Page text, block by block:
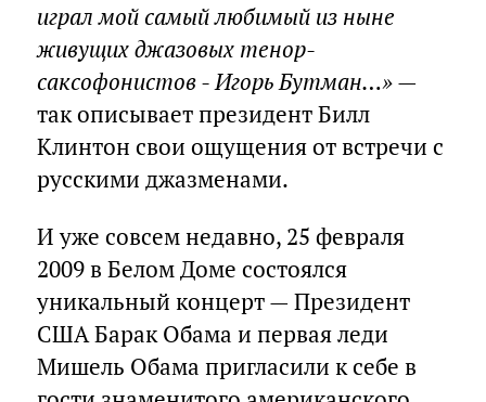
играл мой самый любимый из ныне
живущих джазовых тенор-
саксофонистов - Игорь Бутман…»—
так описывает президент Билл
Клинтон свои ощущения от встречи с
русскими джазменами.
И уже совсем недавно, 25 февраля
2009 в Белом Доме состоялся
уникальный концерт — Президент
США Барак Обама и первая леди
Мишель Обама пригласили к себе в